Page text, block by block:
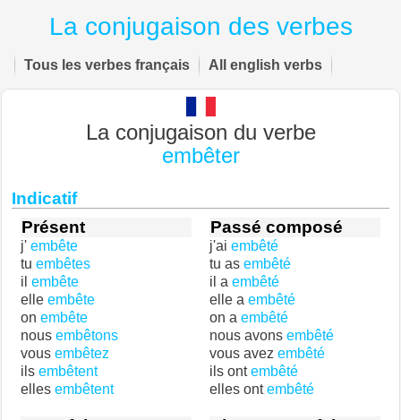
La conjugaison des verbes
Tous les verbes français All english verbs
La conjugaison du verbe
embêter
Indicatif
Présent
j' embête
tu embêtes
il embête
elle embête
on embête
nous embêtons
vous embêtez
ils embêtent
elles embêtent
Passé composé
j'ai embêté
tu as embêté
il a embêté
elle a embêté
on a embêté
nous avons embêté
vous avez embêté
ils ontembêté
elles ontembêté